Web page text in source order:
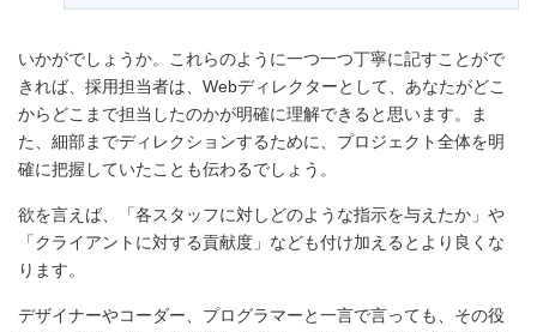
いかがでしょうか。これらのように一つ一つ丁寧に記すことがで
きれば、採用担当者は、Webディレクターとして、あなたがどこ
からどこまで担当したのかが明確に理解できると思います。ま
た、細部までディレクションするために、プロジェクト全体を明
確に把握していたことも伝わるでしょう。
欲を言えば、「各スタッフに対しどのような指示を与えたか」や
「クライアントに対する貢献度」なども付け加えるとより良くな
ります。
デザイナーやコーダー、プログラマーと一言で言っても、その役